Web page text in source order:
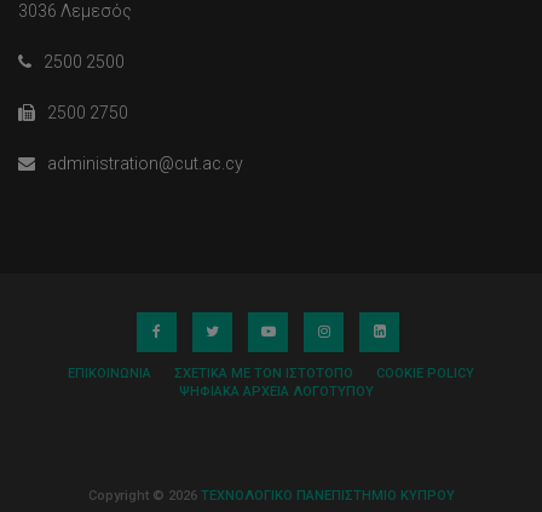
3036 Λεμεσός
2500 2500
2500 2750
administration@cut.ac.cy
ΕΠΙΚΟΙΝΩΝΊΑ ΣΧΕΤΙΚΆ ΜΕ ΤΟΝ ΙΣΤΌΤΟΠΟ
COOKIE POLICY
ΨΗΦΙΑΚΆ ΑΡΧΕΊΑ ΛΟΓΌΤΥΠΟΥ
Copyright © 2026 ΤΕΧΝΟΛΟΓΙΚΟ ΠΑΝΕΠΙΣΤΗΜΙΟ ΚΥΠΡΟΥ